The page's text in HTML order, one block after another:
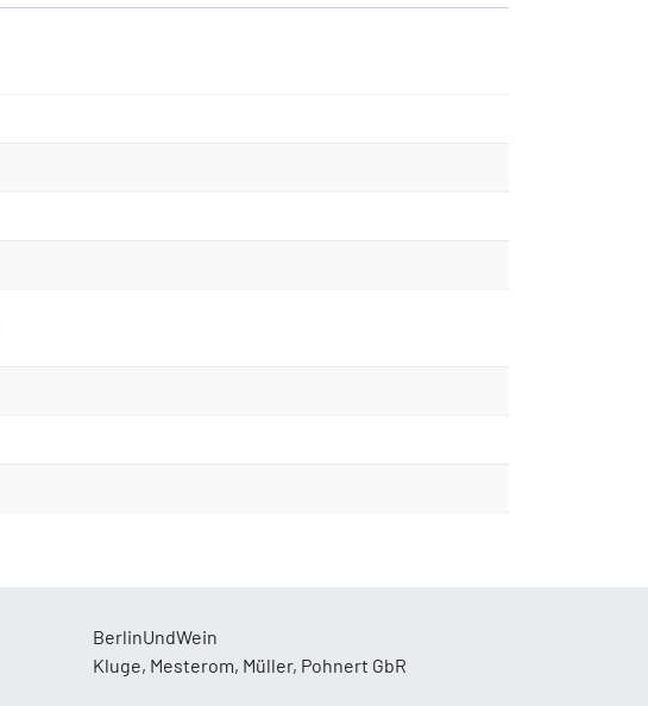
BerlinUndWein
Kluge, Mesterom, Müller, Pohnert GbR